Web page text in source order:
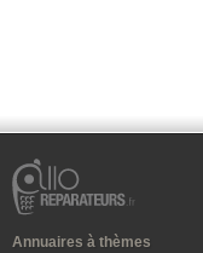
Annuaires à thèmes